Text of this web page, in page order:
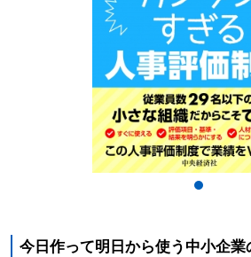
今日作って明日から使う中小企